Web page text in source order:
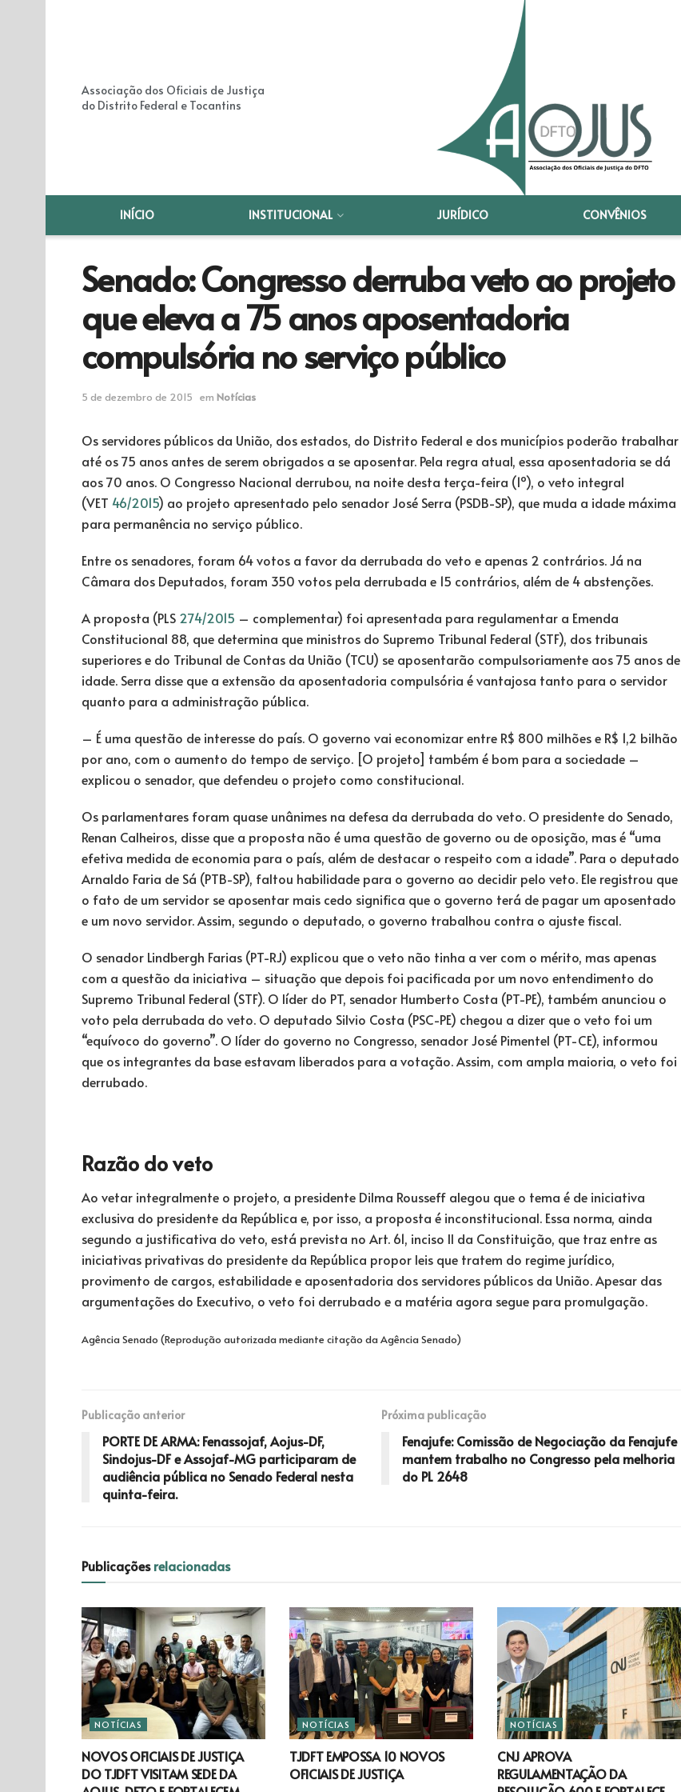
Associação dos Oficiais de Justiça
do Distrito Federal e Tocantins
INÍCIO INSTITUCIONAL JURÍDICO CONVÊNIOS
Senado: Congresso derruba veto ao projeto
que eleva a 75 anos aposentadoria
compulsória no serviço público
5 de dezembro de 2015 em Notícias
Os servidores públicos da União, dos estados, do Distrito Federal e dos municípios poderão trabalhar
até os 75 anos antes de serem obrigados a se aposentar. Pela regra atual, essa aposentadoria se dá
aos 70 anos. O Congresso Nacional derrubou, na noite desta terça-feira (1º), o veto integral
(VET 46/2015) ao projeto apresentado pelo senador José Serra (PSDB-SP), que muda a idade máxima
para permanência no serviço público.
Entre os senadores, foram 64 votos a favor da derrubada do veto e apenas 2 contrários. Já na
Câmara dos Deputados, foram 350 votos pela derrubada e 15 contrários, além de 4 abstenções.
A proposta (PLS 274/2015 – complementar) foi apresentada para regulamentar a Emenda
Constitucional 88, que determina que ministros do Supremo Tribunal Federal (STF), dos tribunais
superiores e do Tribunal de Contas da União (TCU) se aposentarão compulsoriamente aos 75 anos de
idade. Serra disse que a extensão da aposentadoria compulsória é vantajosa tanto para o servidor
quanto para a administração pública.
– É uma questão de interesse do país. O governo vai economizar entre R$ 800 milhões e R$ 1,2 bilhão
por ano, com o aumento do tempo de serviço. [O projeto] também é bom para a sociedade –
explicou o senador, que defendeu o projeto como constitucional.
Os parlamentares foram quase unânimes na defesa da derrubada do veto. O presidente do Senado,
Renan Calheiros, disse que a proposta não é uma questão de governo ou de oposição, mas é “uma
efetiva medida de economia para o país, além de destacar o respeito com a idade”. Para o deputado
Arnaldo Faria de Sá (PTB-SP), faltou habilidade para o governo ao decidir pelo veto. Ele registrou que
o fato de um servidor se aposentar mais cedo significa que o governo terá de pagar um aposentado
e um novo servidor. Assim, segundo o deputado, o governo trabalhou contra o ajuste fiscal.
O senador Lindbergh Farias (PT-RJ) explicou que o veto não tinha a ver com o mérito, mas apenas
com a questão da iniciativa – situação que depois foi pacificada por um novo entendimento do
Supremo Tribunal Federal (STF). O líder do PT, senador Humberto Costa (PT-PE), também anunciou o
voto pela derrubada do veto. O deputado Silvio Costa (PSC-PE) chegou a dizer que o veto foi um
“equívoco do governo”. O líder do governo no Congresso, senador José Pimentel (PT-CE), informou
que os integrantes da base estavam liberados para a votação. Assim, com ampla maioria, o veto foi
derrubado.
Razão do veto
Ao vetar integralmente o projeto, a presidente Dilma Rousseff alegou que o tema é de iniciativa
exclusiva do presidente da República e, por isso, a proposta é inconstitucional. Essa norma, ainda
segundo a justificativa do veto, está prevista no Art. 61, inciso II da Constituição, que traz entre as
iniciativas privativas do presidente da República propor leis que tratem do regime jurídico,
provimento de cargos, estabilidade e aposentadoria dos servidores públicos da União. Apesar das
argumentações do Executivo, o veto foi derrubado e a matéria agora segue para promulgação.
Agência Senado (Reprodução autorizada mediante citação da Agência Senado)
Publicação anterior
PORTE DE ARMA: Fenassojaf, Aojus-DF,
Sindojus-DF e Assojaf-MG participaram de
audiência pública no Senado Federal nesta
quinta-feira.
Próxima publicação
Fenajufe: Comissão de Negociação da Fenajufe
mantem trabalho no Congresso pela melhoria
do PL 2648
Publicaçõesrelacionadas
NOTÍCIAS
NOVOS OFICIAIS DE JUSTIÇA
DO TJDFT VISITAM SEDE DA
NOTÍCIAS
TJDFT EMPOSSA 10 NOVOS
OFICIAIS DE JUSTIÇA
NOTÍCIAS
CNJ APROVA
REGULAMENTAÇÃO DA